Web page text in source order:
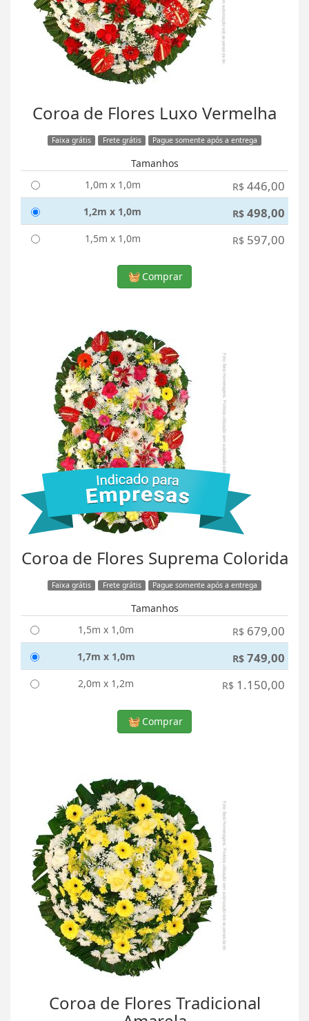
Coroa de Flores Luxo Vermelha
Faixa grátis Frete grátis Pague somente após a entrega
Tamanhos
1,0m x 1,0m
R$ 446,00
1,2m x 1,0m R$ 498,00
1,5m x 1,0m R$ 597,00
Comprar
Coroa de Flores Suprema Colorida
Faixa grátis Frete grátis Pague somente após a entrega
Tamanhos
1,5m x 1,0m
R$ 679,00
1,7m x 1,0m R$ 749,00
2,0m x 1,2m R$ 1.150,00
Comprar
Coroa de Flores Tradicional